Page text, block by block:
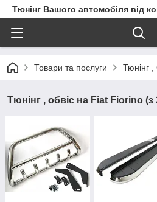
Тюнінг Вашого автомобіля від
Товари та послуги Тюнінг ,
Тюнінг , обвіс на Fiat Fiorino (з